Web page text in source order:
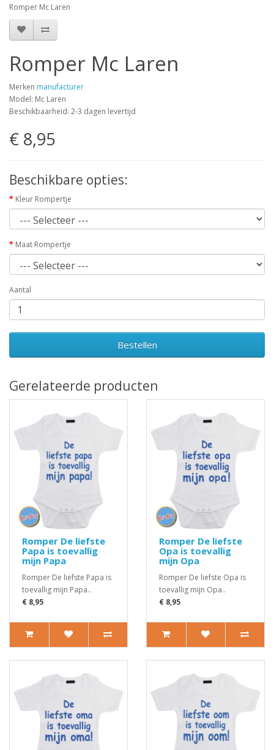
Romper Mc Laren
Romper Mc Laren
Merken manufacturer
Model: Mc Laren
Beschikbaarheid: 2-3 dagen levertijd
€ 8,95
Beschikbare opties:
Kleur Rompertje
Maat Rompertje
Aantal
Bestellen
Gerelateerde producten
Romper De liefste
Papa is toevallig
mijn Papa
Romper De liefste Papa is
toevallig mijn Papa..
€ 8,95
Romper De liefste
Opa is toevallig
mijn Opa
Romper De liefste Opa is
toevallig mijn Opa..
€ 8,95